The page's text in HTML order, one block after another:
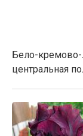
Бело-
центральная